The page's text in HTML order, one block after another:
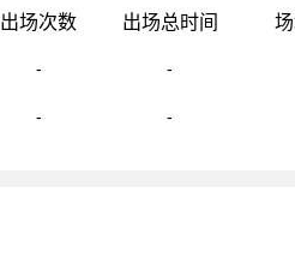
出场次数 出场总时间
- -
- -